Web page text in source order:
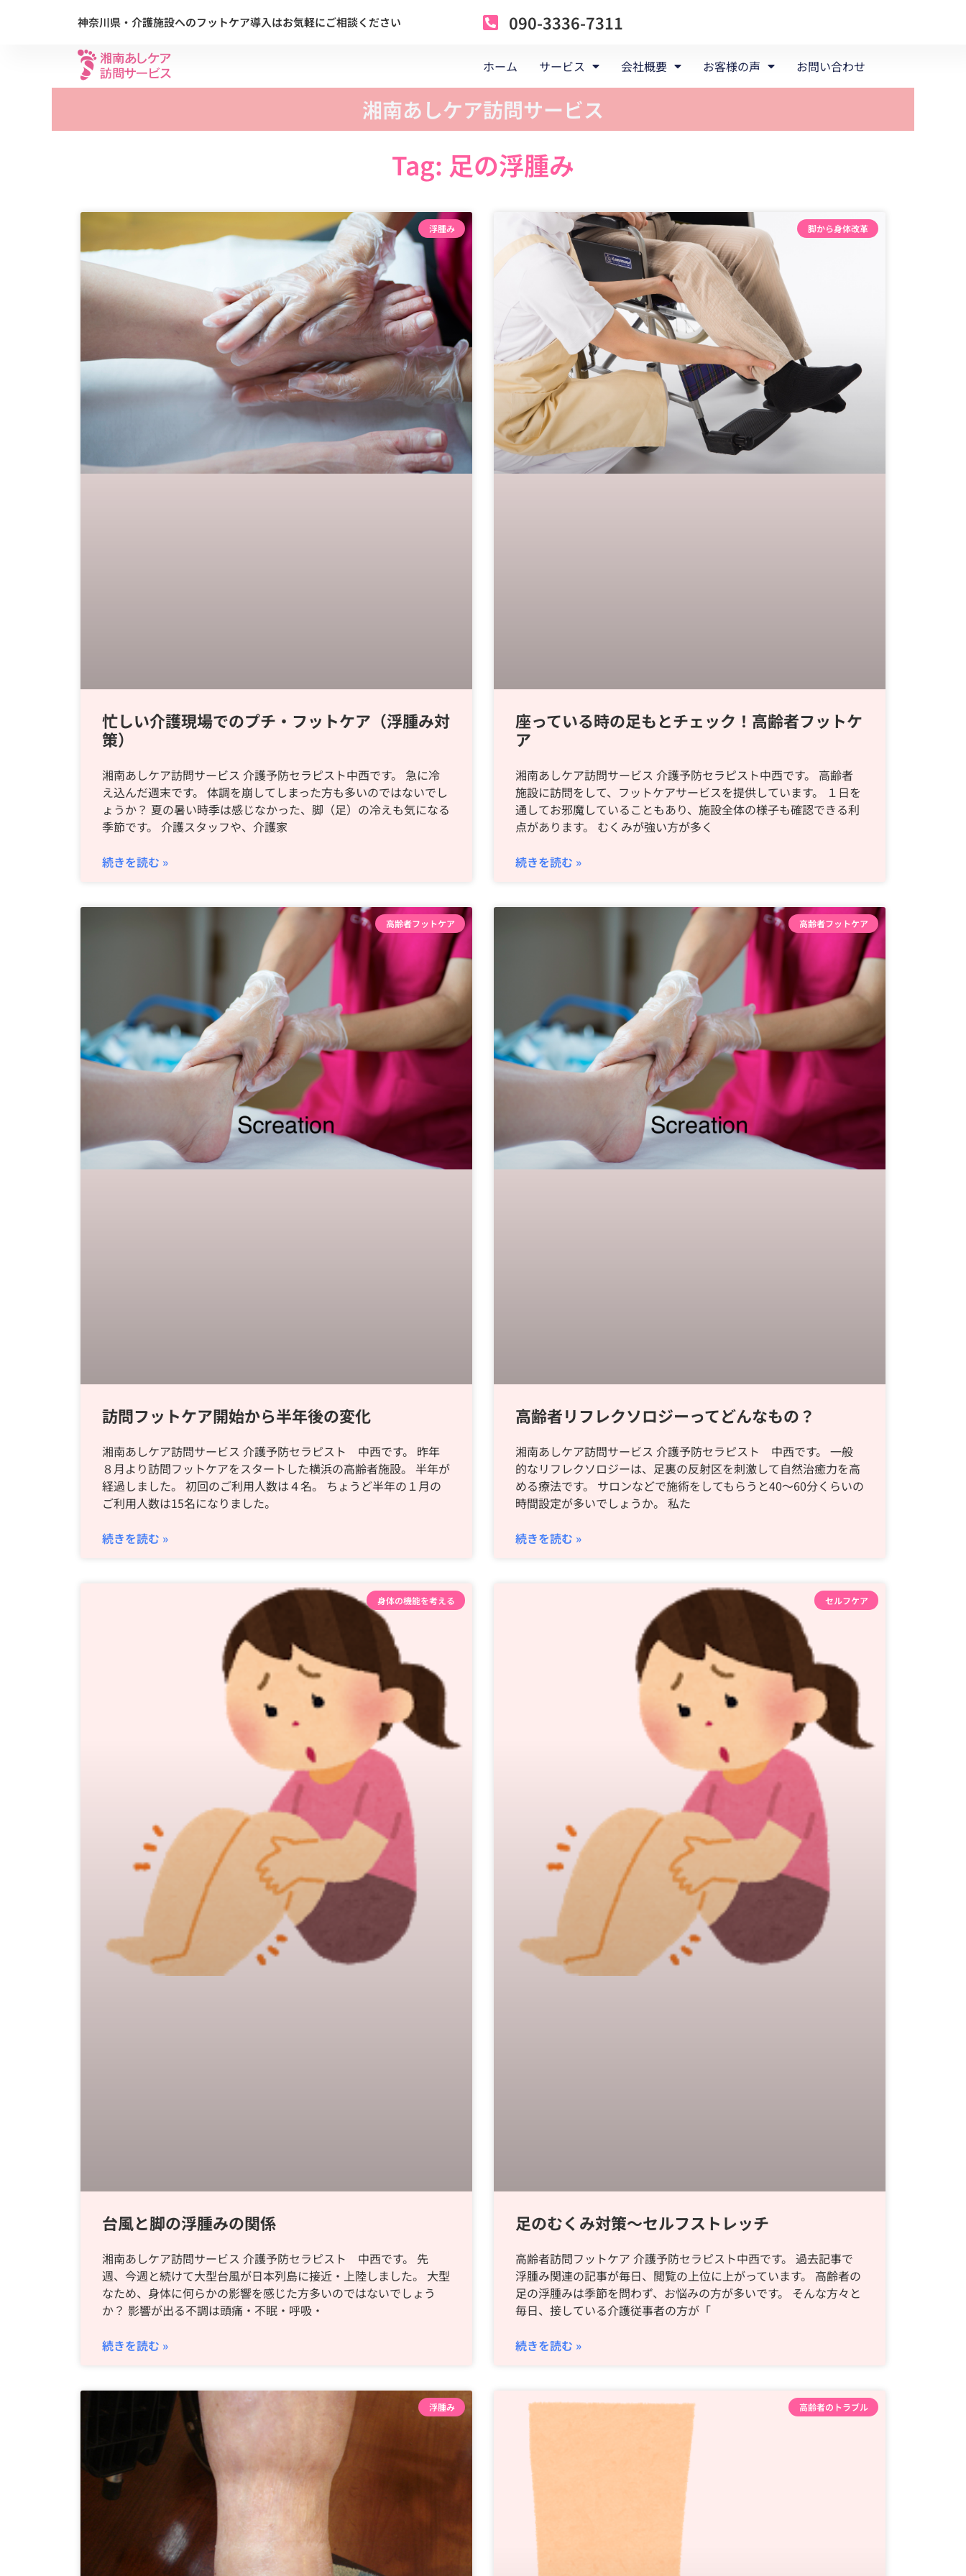
神奈川県・介護施設へのフットケア導入はお気軽にご相談ください 090-3336-7311
ホーム サービス 会社概要 お客様の声 お問い合わせ
湘南あしケア訪問サービス
Tag: 足の浮腫み
浮腫み
忙しい介護現場でのプチ・フットケア（浮腫み対
策）
湘南あしケア訪問サービス 介護予防セラピスト中西です。 急に冷
え込んだ週末です。 体調を崩してしまった方も多いのではないでし
ょうか？ 夏の暑い時季は感じなかった、脚（足）の冷えも気になる
季節です。 介護スタッフや、介護家
続きを読む »
脚から身体改革
座っている時の足もとチェック！高齢者フットケ
ア
湘南あしケア訪問サービス 介護予防セラピスト中西です。 高齢者
施設に訪問をして、フットケアサービスを提供しています。 １日を
通してお邪魔していることもあり、施設全体の様子も確認できる利
点があります。 むくみが強い方が多く
続きを読む »
高齢者フットケア
訪問フットケア開始から半年後の変化
湘南あしケア訪問サービス 介護予防セラピスト 中西です。 昨年
８月より訪問フットケアをスタートした横浜の高齢者施設。 半年が
経過しました。 初回のご利用人数は４名。 ちょうど半年の１月の
ご利用人数は15名になりました。
続きを読む »
高齢者フットケア
高齢者リフレクソロジーってどんなもの？
湘南あしケア訪問サービス 介護予防セラピスト 中西です。 一般
的なリフレクソロジーは、足裏の反射区を刺激して自然治癒力を高
める療法です。 サロンなどで施術をしてもらうと40〜60分くらいの
時間設定が多いでしょうか。 私た
続きを読む »
身体の機能を考える
台風と脚の浮腫みの関係
湘南あしケア訪問サービス 介護予防セラピスト 中西です。 先
週、今週と続けて大型台風が日本列島に接近・上陸しました。 大型
なため、身体に何らかの影響を感じた方多いのではないでしょう
か？ 影響が出る不調は頭痛・不眠・呼吸・
続きを読む »
セルフケア
足のむくみ対策〜セルフストレッチ
高齢者訪問フットケア 介護予防セラピスト中西です。 過去記事で
浮腫み関連の記事が毎日、閲覧の上位に上がっています。 高齢者の
足の浮腫みは季節を問わず、お悩みの方が多いです。 そんな方々と
毎日、接している介護従事者の方が「
続きを読む »
浮腫み 高齢者のトラブル
ー
ジ
ー
ジ
ー
ジ